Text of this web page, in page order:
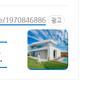
1970846886 광고